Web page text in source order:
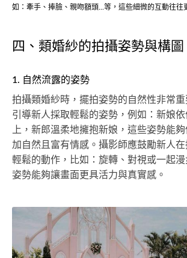
如：牽手、捧臉、親吻額頭...等，這些細微的互動往往
四、類婚紗的拍攝姿勢與構圖
1. 自然流露的姿勢
拍攝類婚紗時，擺拍姿勢的自然性非常
引導新人採取輕鬆的姿勢，例如：新娘
上，新郎溫柔地擁抱新娘，這些姿勢能
加自然且富有情感。攝影師應鼓勵新人
輕鬆的動作，比如：旋轉、對視或一起
姿勢能夠讓畫面更具活力與真實感。